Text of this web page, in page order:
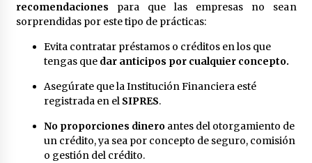
recomendaciones para que las empresas no sean
sorprendidas por este tipo de prácticas:
Evita contratar préstamos o créditos en los que
tengas quedar anticipos por cualquier concepto.
Asegúrate que la Institución Financiera esté
registrada en el SIPRES.
No proporciones dinero antes del otorgamiento de
un crédito, ya sea por concepto de seguro, comisión
o gestión del crédito.